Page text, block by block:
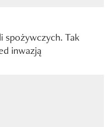
spożywczych. Tak
inwazją